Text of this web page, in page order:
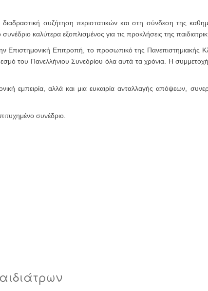
συζήτηση περιστατικών και στη σύνδεση της
καλύτερα εξοπλισμένος για τις προκλήσεις της
Επιτροπή, το προσωπικό της Πανεπιστημιακής
του Πανελλήνιου Συνεδρίου όλα αυτά τα χρόνια. Η
εμπειρία, αλλά και μια ευκαιρία ανταλλαγής απόψεων,
συνέδριο.